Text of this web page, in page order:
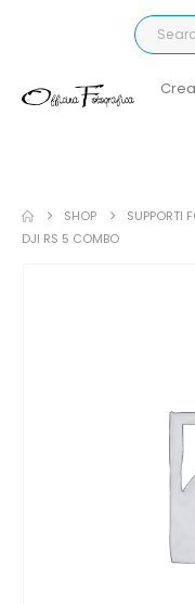
SHOP SUPPORTI
DJI RS 5 COMBO